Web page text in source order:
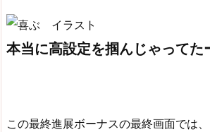
本当に高設定を掴んじゃってた
この最終進展ボーナスの最終画面では